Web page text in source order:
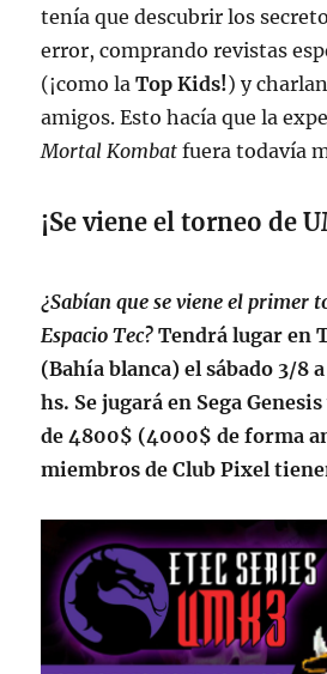
tenía que descubrir los
error, comprando revistas
(¡como laTop Kids!) y
amigos. Esto hacía que la
Mortal Kombat fuera todavía
¡Se viene el torneo de
¿Sabían que se viene el primer
Espacio Tec?Tendrá lugar en
(Bahía blanca) el sábado 3/8
hs. Se jugará en Sega
de 4800$ (4000$ de forma
miembros de Club Pixel